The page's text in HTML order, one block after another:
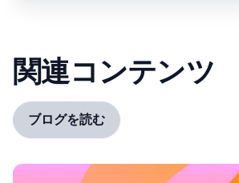
関連コンテンツ
ブログを読む